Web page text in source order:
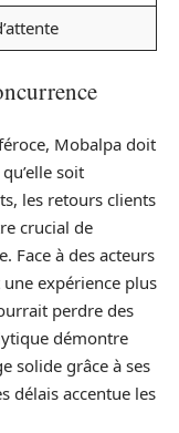
Mobalpa doit
soit
les retours clients
crucial de
Face à des acteurs
expérience plus
perdre des
démontre
solide grâce à ses
délais accentue les